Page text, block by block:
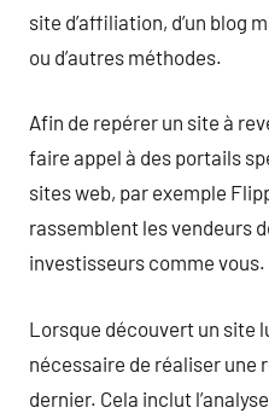
site d’affiliation, d’un blog
ou d’autres méthodes.
Afin de repérer un site à
faire appel à des portails
sites web, par exemple
rassemblent les vendeurs
investisseurs comme vous.
Lorsque découvert un site
nécessaire de réaliser une
dernier. Cela inclut